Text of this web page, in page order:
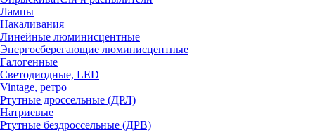
Лампы
Накаливания
Линейные люминисцентные
Энергосберегающие люминисцентные
Галогенные
Светодиодные, LED
Vintage, ретро
Ртутные дроссельные (ДРЛ)
Натриевые
Ртутные бездроссельные (ДРВ)